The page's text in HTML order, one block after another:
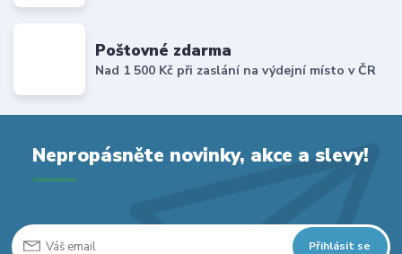
Poštovné zdarma
Nad 1 500 Kč při zaslání na výdejní místo v ČR
Nepropásněte novinky, akce a slevy!
Přihlásit se